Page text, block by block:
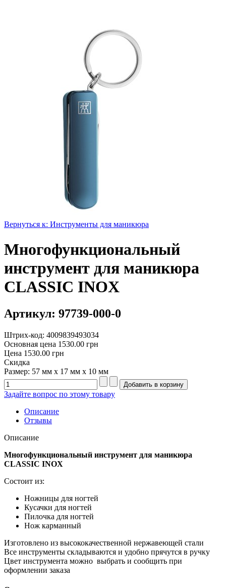
Вернуться к: Инструменты для маникюра
Многофункциональный
инструмент для маникюра
CLASSIC INOX
Артикул: 97739-000-0
Штрих-код: 4009839493034
Основная цена 1530.00 грн
Цена 1530.00 грн
Скидка
Размер: 57 мм х 17 мм х 10 мм
Задайте вопрос по этому товару
Описание
Отзывы
Описание
Многофункциональный инструмент для маникюра
CLASSIC INOX
Состоит из:
Ножницы для ногтей
Кусачки для ногтей
Пилочка для ногтей
Нож карманный
Изготовлено из высококачественной нержавеющей стали
Все инструменты складываются и удобно прячутся в ручку
Цвет инструмента можно выбрать и сообщить при
оформлении заказа